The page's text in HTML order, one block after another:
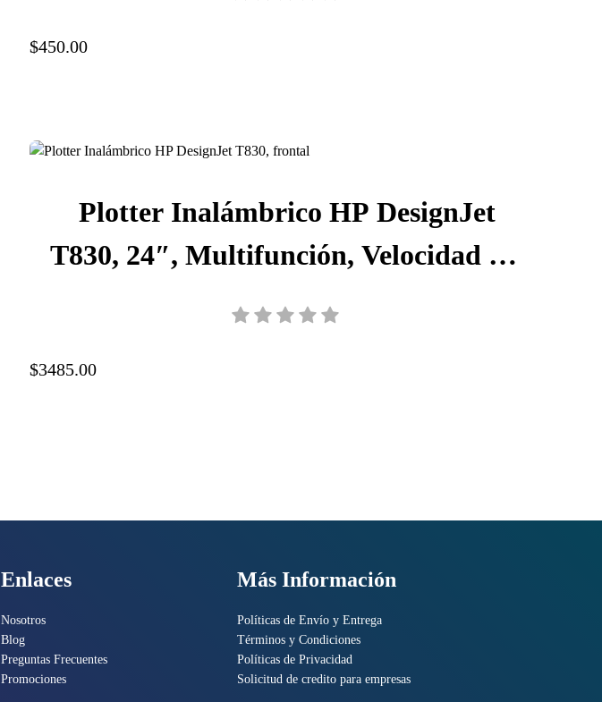
$450.00
Plotter Inalámbrico HP DesignJet
T830, 24″, Multifunción, Velocidad 1,5
$3485.00
Enlaces
Nosotros
Blog
Preguntas Frecuentes
Promociones
Más Información
Políticas de Envío y Entrega
Términos y Condiciones
Políticas de Privacidad
Solicitud de credito para empresas